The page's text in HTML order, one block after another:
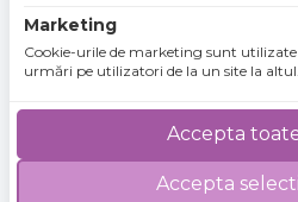
4.8 / 5
raportarea informaţiilor în mod anonim.
Marketing
Cookie-urile de marketing sunt
urmări pe utilizatori de la un site la
utilizatorii individuali, aşadar ele sunt
pentru agenţiile de puiblicitate şi părţile
Accepta
Accepta